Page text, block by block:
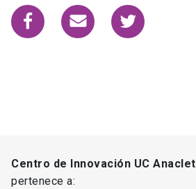
Centro de Innovación UC
pertenece a: